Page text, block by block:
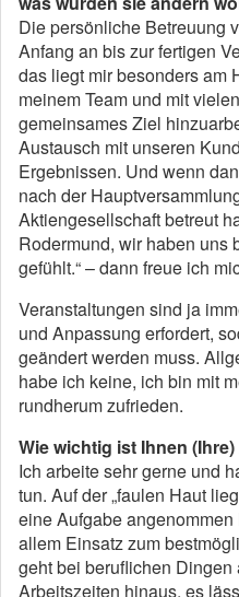
Die persönliche Betreuung
Anfang an bis zur fertigen
das liegt mir besonders am
meinem Team und mit
gemeinsames Ziel
Austausch mit unseren
Ergebnissen. Und wenn
nach der
Aktiengesellschaft betreut
Rodermund, wir haben uns
gefühlt.“ – dann freue ich
Veranstaltungen sind ja
und Anpassung erfordert,
geändert werden muss.
habe ich keine, ich bin mit
rundherum zufrieden.
Wie wichtig ist Ihnen
Ich arbeite sehr gerne und
tun. Auf der „faulen Haut
eine Aufgabe
allem Einsatz zum
geht bei beruflichen
Arbeitszeiten hinaus, es